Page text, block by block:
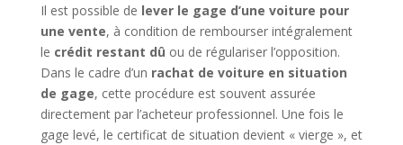
Il est possible de lever le gage d’une voiture pour
une vente, à condition de rembourser intégralement
le crédit restant dû ou de régulariser l’opposition.
Dans le cadre d’un rachat de voiture en situation
de gage, cette procédure est souvent assurée
directement par l’acheteur professionnel. Une fois le
gage levé, le certificat de situation devient « vierge », et